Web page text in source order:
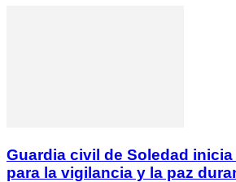
Guardia civil de Soledad
para la vigilancia y la paz